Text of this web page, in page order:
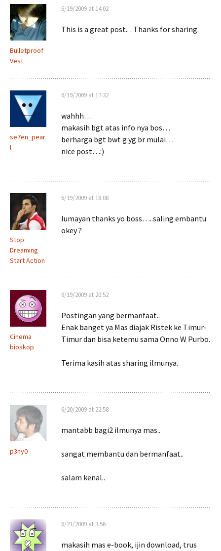
Bulletproof
Vest
6/19/2009 at 14:02
This is a great post.. . Thanks for sharing.
se7en_pear
l
6/19/2009 at 17:32
wahhh…
makasih bgt atas info nya bos…
berharga bgt bwt g yg br mulai…
nice post…:)
Stop
Dreaming
Start Action
6/19/2009 at 18:08
lumayan thanks yo boss…..saling embantu
okey ?
Cinema
bioskop
6/19/2009 at 20:52
Postingan yang bermanfaat..
Enak banget ya Mas diajak Ristek ke Timur-
Timur dan bisa ketemu sama Onno W Purbo.
Terima kasih atas sharing ilmunya.
p3ny0
6/20/2009 at 22:58
mantabb bagi2 ilmunya mas..
sangat membantu dan bermanfaat..
salam kenal..
6/21/2009 at 3:56
makasih mas e-book, ijin download, trus